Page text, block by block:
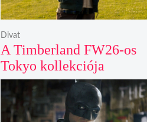
A Timberland FW26-os
Tokyo kollekciója
flanellel, kordbársonnyal
és bőrrel gondolja újra az
időtlen örökséget
Divat